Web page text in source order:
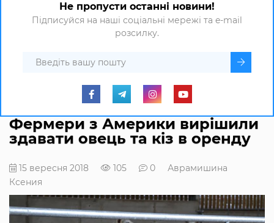
Не пропусти останні новини!
Підписуйся на наші соціальні мережі та e-mail
розсилку.
Фермери з Америки вирішили
здавати овець та кіз в оренду
15 вересня 2018 105 0
Аврамишина
Ксения